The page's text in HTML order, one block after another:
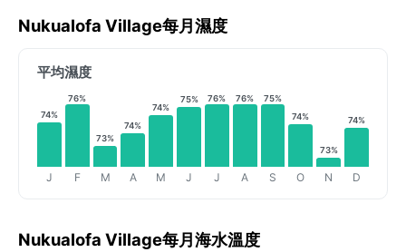
Nukualofa Village每月濕度
平均濕度
74%
J
76%
F
73%
M
74%
A
74%
M
75%
J
76%
J
76%
A
75%
S
74%
O
73%
N
74%
D
Nukualofa Village每月海水溫度